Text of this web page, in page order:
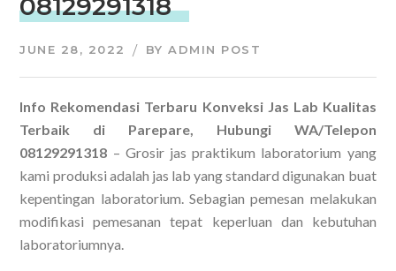
08129291318
JUNE 28, 2022 BYADMIN POST
Info Rekomendasi Terbaru Konveksi Jas Lab Kualitas
Terbaik di Parepare, Hubungi WA/Telepon
08129291318 – Grosir jas praktikum laboratorium yang
kami produksi adalah jas lab yang standard digunakan buat
kepentingan laboratorium. Sebagian pemesan melakukan
modifikasi pemesanan tepat keperluan dan kebutuhan
laboratoriumnya.